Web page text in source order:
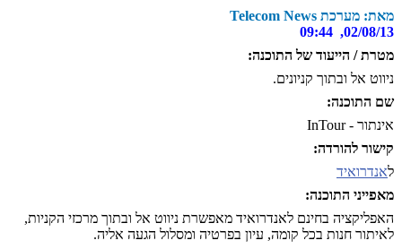
מאת: מערכת Telecom News
02/08/13, 09:44
מטרת / הייעוד של התוכנה:
ניווט אל ובתוך קניונים.
שם התוכנה:
אינתור - InTour
קישור להורדה:
לאנדרואיד
מאפייני התוכנה:
האפליקציה בחינם לאנדרואיד מאפשרת ניווט אל ובתוך מרכזי הקניות,
לאיתור חנות בכל קומה, עיון בפרטיה ומסלול הגעה אליה.